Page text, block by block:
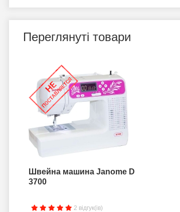
Переглянуті товари
Швейна машина Janome D
3700
2 відгук(ів)